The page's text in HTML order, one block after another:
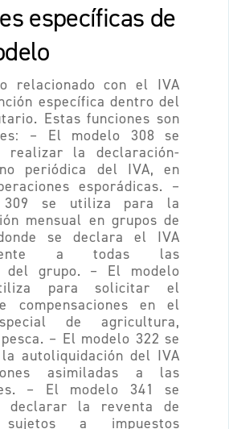
específicas de
relacionado con el IVA
específica dentro del
Estas funciones son
– El modelo 308 se
realizar la declaración-
periódica del IVA, en
esporádicas. –
309 se utiliza para la
mensual en grupos de
se declara el IVA
a todas las
del grupo. – El modelo
para solicitar el
compensaciones en el
de agricultura,
– El modelo 322 se
autoliquidación del IVA
asimiladas a las
– El modelo 341 se
declarar la reventa de
sujetos a impuestos